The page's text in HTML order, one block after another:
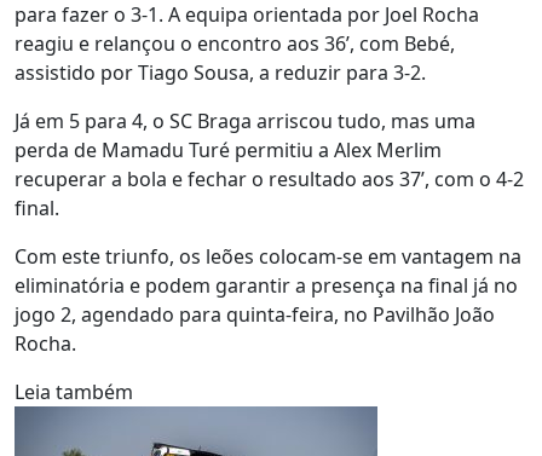
para fazer o 3-1. A equipa orientada por Joel Rocha
reagiu e relançou o encontro aos 36’, com Bebé,
assistido por Tiago Sousa, a reduzir para 3-2.
Já em 5 para 4, o SC Braga arriscou tudo, mas uma
perda de Mamadu Turé permitiu a Alex Merlim
recuperar a bola e fechar o resultado aos 37’, com o 4-2
final.
Com este triunfo, os leões colocam-se em vantagem na
eliminatória e podem garantir a presença na final já no
jogo 2, agendado para quinta-feira, no Pavilhão João
Rocha.
Leia também